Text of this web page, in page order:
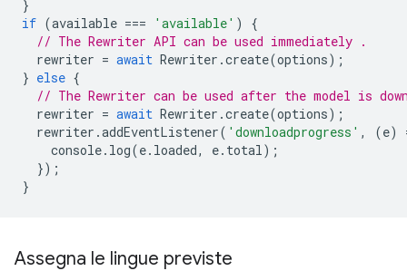
}
if (available === 'available' )
{
// The Rewriter API can be used immediately .
rewriter = await Rewriter .create(options);
} else {
// The Rewriter can be used after the model is
rewriter = await Rewriter .create(options);
rewriter .addEventListener( 'downloadprogress' , (e)
console. log(e. loaded, e. total);
});
}
Assegna le lingue previste